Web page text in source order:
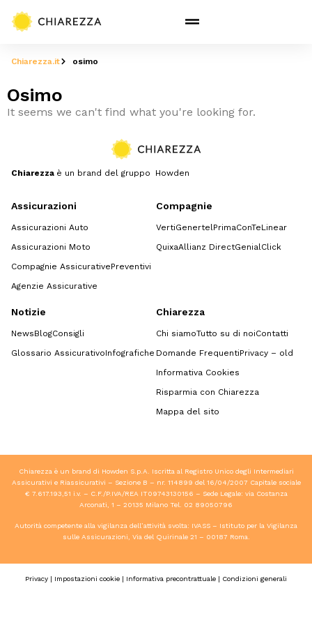
Chiarezza.it osimo
Osimo
It seems we can't find what you're looking for.
Chiarezza è un brand del gruppo Howden
Assicurazioni
Assicurazioni Auto
Assicurazioni Moto
Compagnie AssicurativePreventivi
Agenzie Assicurative
Compagnie
VertiGenertel PrimaConTeLinear
QuixaAllianz DirectGenialClick
Notizie
NewsBlogConsigli
Glossario AssicurativoInfografiche
Chiarezza
Chi siamoTutto su di noiContatti
Domande FrequentiPrivacy – old
Informativa Cookies
Risparmia con Chiarezza
Mappa del sito
Chiarezza è un brand di Howden S.p.A. Iscritta al Registro Unico degli Intermediari
Assicurativi e Riassicurativi – Sezione B – nr. 114899 del 16/04/2007 Capitale sociale
€ 7.617.193,51 i.v. – C.F./P.IVA/REA IT09743130156 – Sede Legale: via Costanza
Arconati, 1 – 20135 Milano Tel. 02 89050796
Autorità competente alla vigilanza dell’attività svolta: IVASS – Istituto per la Vigilanza
sulle Assicurazioni, Via del Quirinale 21 – 00187 Roma.
Privacy | Impostazioni cookie | Informativa precontrattuale | Condizioni generali